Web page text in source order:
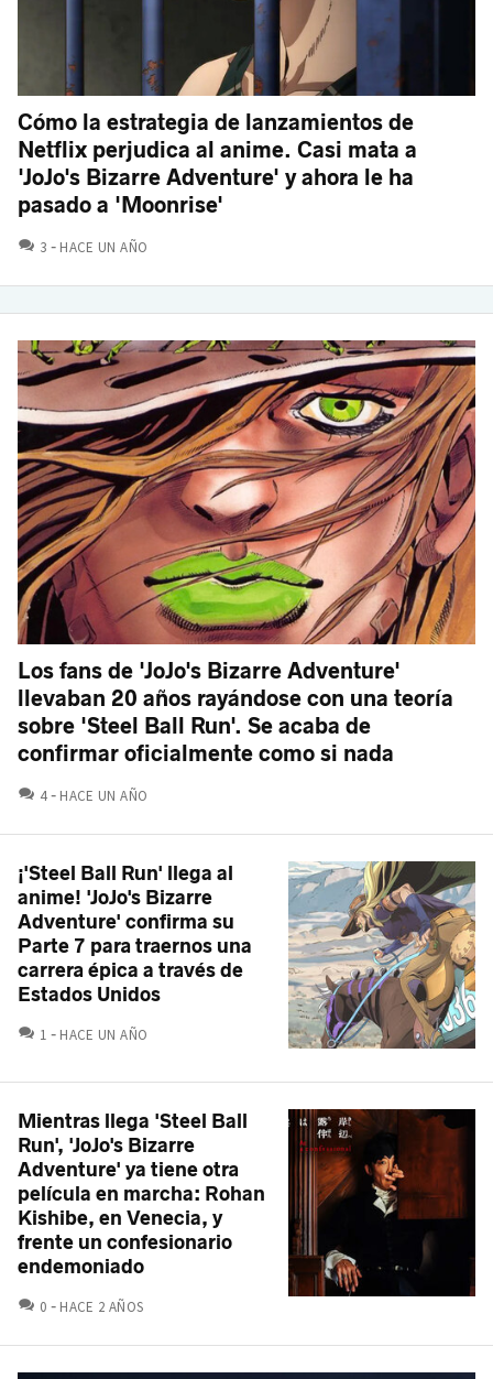
Cómo la estrategia de lanzamientos de
Netflix perjudica al anime. Casi mata a
'JoJo's Bizarre Adventure' y ahora le ha
pasado a 'Moonrise'
3 COMENTARIOS
HACE UN AÑO
Los fans de 'JoJo's Bizarre Adventure'
llevaban 20 años rayándose con una teoría
sobre 'Steel Ball Run'. Se acaba de
confirmar oficialmente como si nada
4 COMENTARIOS
HACE UN AÑO
¡'Steel Ball Run' llega al
anime! 'JoJo's Bizarre
Adventure' confirma su
Parte 7 para traernos una
carrera épica a través de
Estados Unidos
1 COMENTARIOS
HACE UN AÑO
Mientras llega 'Steel Ball
Run', 'JoJo's Bizarre
Adventure' ya tiene otra
película en marcha: Rohan
Kishibe, en Venecia, y
frente un confesionario
endemoniado
0 COMENTARIOS
HACE 2 AÑOS